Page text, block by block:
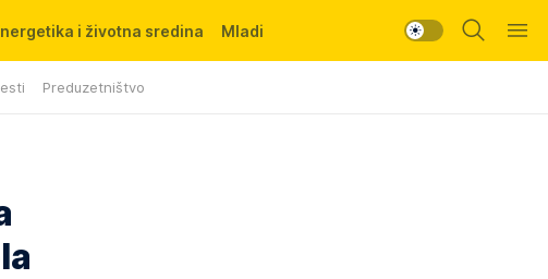
Preduzetništvo
i životna sredina Mladi